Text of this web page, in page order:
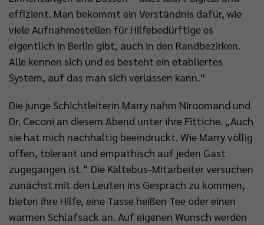
effizient. Man bekommt ein Verständnis dafür, wie
viele Aufnahmestellen für Hilfebedürftige es
eigentlich in Berlin gibt, auch in den Randbezirken.
Alle kennen sich und es besteht ein etabliertes
System, auf das man sich verlassen kann.“
Die junge Schichtleiterin Marry nahm Niroomand und
Dr. Ceconi an diesem Abend unter ihre Fittiche. „Auch
sie hat mich nachhaltig beeindruckt. Wie Marry völlig
offen, tolerant und empathisch auf jeden Gast
zugegangen ist.“ Die Kältebus-Mitarbeiter versuchen
zunächst mit den Leuten ins Gespräch zu kommen,
bieten ihre Hilfe, eine Tasse heißen Tee oder einen
warmen Schlafsack an. Auf eigenen Wunsch werden